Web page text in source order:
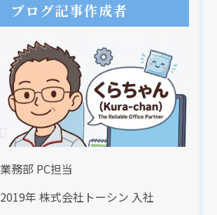
ブログ記事作成者
業務部 PC担当
2019年 株式会社トーシン 入社